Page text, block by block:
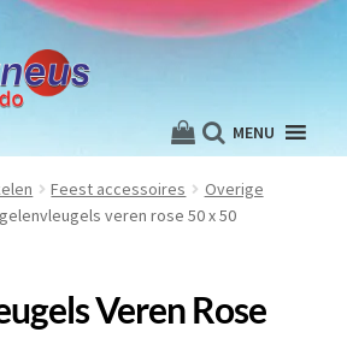
MENU
Feest accessoires
Overige
veren rose 50 x 50
Veren Rose